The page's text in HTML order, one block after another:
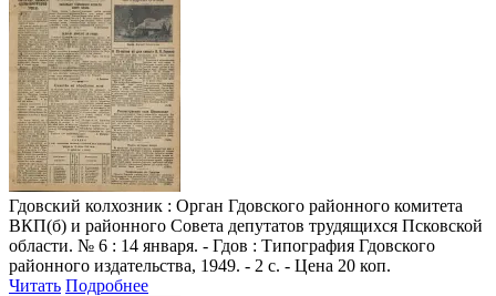
Гдовский колхозник : Орган Гдовского районного комитета
ВКП(б) и районного Совета депутатов трудящихся Псковской
области. № 6 : 14 января. - Гдов : Типография Гдовского
районного издательства, 1949. - 2 с. - Цена 20 коп.
Читать Подробнее